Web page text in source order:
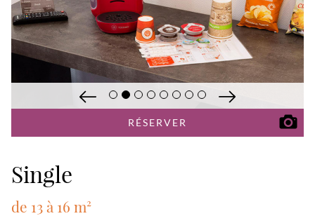
Single
de 13 à 16 m²
RÉSERVER